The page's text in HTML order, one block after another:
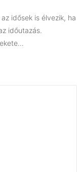
idősek is élvezik, ha
időutazás.